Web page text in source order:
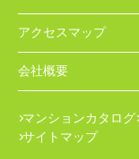
アクセスマップ
会社概要
マンションカタログ
サイトマップ